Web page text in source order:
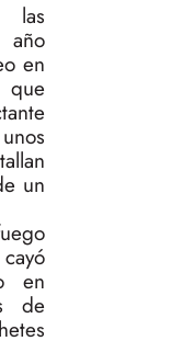
año
en
que
un
en
de